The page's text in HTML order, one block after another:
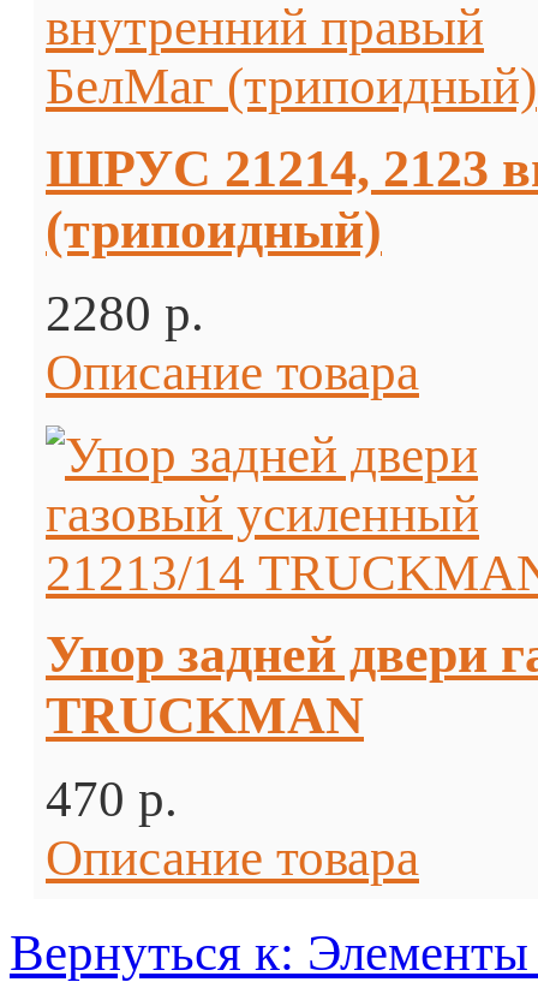
ШРУС 21214, 2123
(трипоидный)
2280 p.
Описание товара
Упор задней двери
TRUCKMAN
470 p.
Описание товара
Вернуться к: